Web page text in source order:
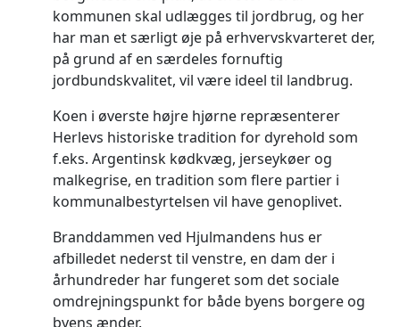
kommunen skal udlægges til jordbrug, og her
har man et særligt øje på erhvervskvarteret der,
på grund af en særdeles fornuftig
jordbundskvalitet, vil være ideel til landbrug.
Koen i øverste højre hjørne repræsenterer
Herlevs historiske tradition for dyrehold som
f.eks. Argentinsk kødkvæg, jerseykøer og
malkegrise, en tradition som flere partier i
kommunalbestyrtelsen vil have genoplivet.
Branddammen ved Hjulmandens hus er
afbilledet nederst til venstre, en dam der i
århundreder har fungeret som det sociale
omdrejningspunkt for både byens borgere og
byens ænder.